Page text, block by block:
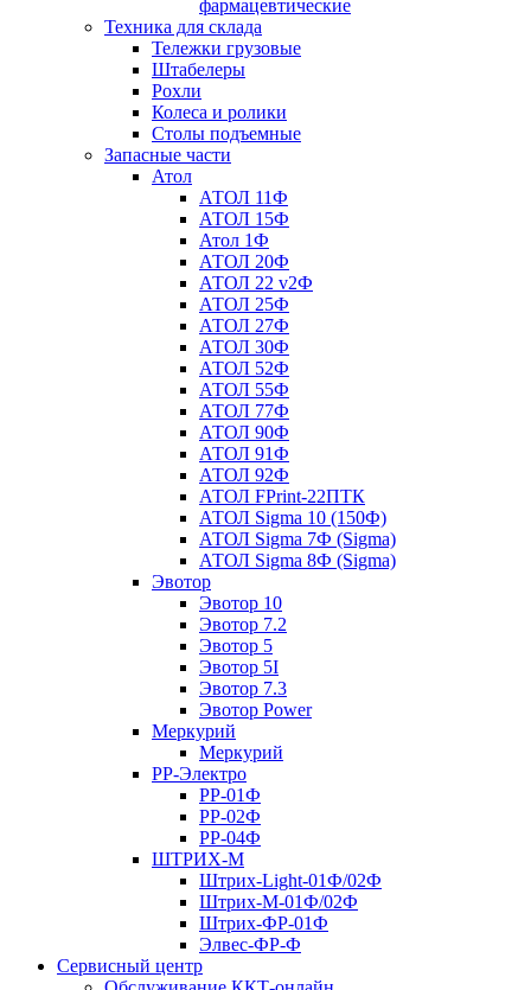
фармацевтические
Техника для склада
Тележки грузовые
Штабелеры
Рохли
Колеса и ролики
Столы подъемные
Запасные части
Атол
АТОЛ 11Ф
АТОЛ 15Ф
Атол 1Ф
АТОЛ 20Ф
АТОЛ 22 v2Ф
АТОЛ 25Ф
АТОЛ 27Ф
АТОЛ 30Ф
АТОЛ 52Ф
АТОЛ 55Ф
АТОЛ 77Ф
АТОЛ 90Ф
АТОЛ 91Ф
АТОЛ 92Ф
АТОЛ FPrint-22ПТК
АТОЛ Sigma 10 (150Ф)
АТОЛ Sigma 7Ф (Sigma)
АТОЛ Sigma 8Ф (Sigma)
Эвотор
Эвотор 10
Эвотор 7.2
Эвотор 5
Эвотор 5I
Эвотор 7.3
Эвотор Power
Меркурий
Меркурий
РР-Электро
РР-01Ф
РР-02Ф
РР-04Ф
ШТРИХ-М
Штрих-Light-01Ф/02Ф
Штрих-М-01Ф/02Ф
Штрих-ФР-01Ф
Элвес-ФР-Ф
Сервисный центр